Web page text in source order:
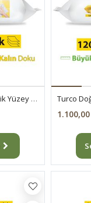
Turco Doğadan Pratik Yüzey Temizlik Havlusu Limon 100 Yaprak